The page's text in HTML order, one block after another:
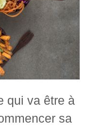
qui va être à
sa